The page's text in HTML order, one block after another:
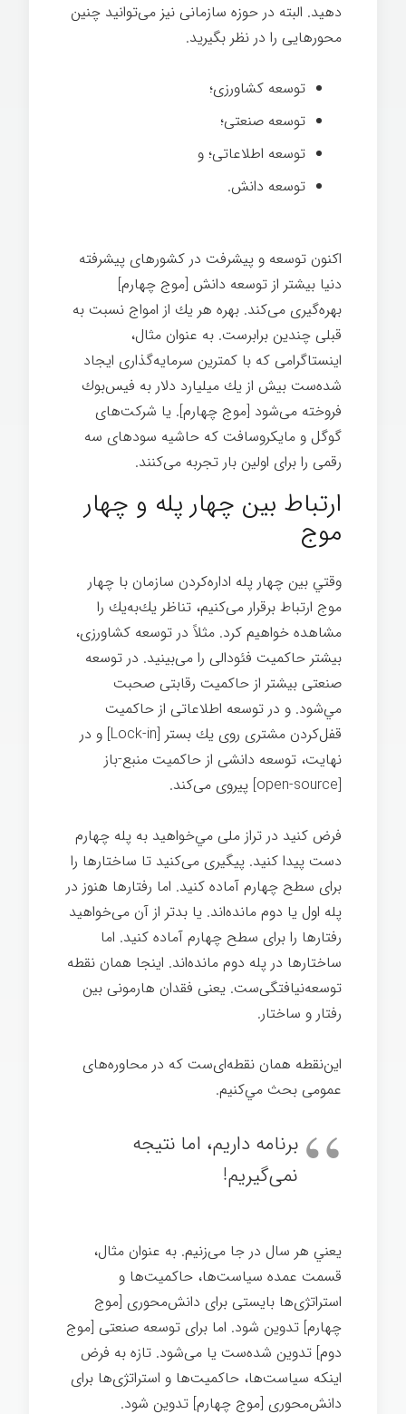
دهيد. البته در حوزه سازمانی نيز می‌توانيد چنين
محورهایی را در نظر بگيريد.
توسعه كشاورزی؛
توسعه‌ صنعتی؛
توسعه‌ اطلاعاتی؛ و
توسعه دانش.
اكنون توسعه و پيشرفت در كشورهای پيشرفته
دنيا بيشتر از توسعه دانش [موج چهارم]
بهره‌گيری می‌كند. بهره هر يك از امواج نسبت به
قبلی چندين برابرست. به عنوان مثال،
اينستاگرامی كه با كمترين سرمايه‌گذاری ايجاد
شده‌ست بيش از يك ميليارد دلار به فيس‌بوك
فروخته می‌شود [موج چهارم]. يا شركت‌های
گوگل و مايكروسافت كه حاشيه‌ سودهای سه
رقمی را برای اولين بار تجربه می‌کنند.
ارتباط بین چهار پله و چهار
موج
وقتي بين چهار پله اداره‌كردن سازمان با چهار
موج ارتباط برقرار می‌كنيم، تناظر يك‌به‌يك را
مشاهده خواهيم كرد. مثلاً در توسعه كشاورزی،
بیشتر حاکمیت فئودالی را می‌بينيد. در توسعه
صنعتی بيشتر از حاکمیت رقابتی صحبت
مي‌شود. و در توسعه اطلاعاتی از حاکمیت
قفل‌كردن مشتری روی يك بستر [Lock-in] و در
نهايت، توسعه دانشی از حاکمیت منبع-باز
[open-source] پيروی می‌كند.
فرض کنید در تراز ملی مي‌خواهيد به پله چهارم
دست پيدا كنيد. پیگیری می‌کنید تا ساختارها را
برای سطح چهارم آماده كنيد. اما رفتارها هنوز در
پله اول يا دوم مانده‌اند. يا بدتر از آن می‌خواهيد
رفتارها را برای سطح چهارم آماده كنيد. اما
ساختارها در پله دوم مانده‌اند. اينجا همان نقطه
توسعه‌نيافتگی‌ست. يعنی فقدان هارمونی بين
رفتار و ساختار.
اين‌نقطه همان نقطه‌ای‌ست كه در محاوره‌های
عمومی بحث مي‌كنيم.
برنامه داريم، اما نتيجه
نمی‌گيريم!
يعني هر سال در جا می‌زنيم. به عنوان مثال،
قسمت عمده سياست‌ها، حاکمیت‌ها و
استراتژی‌ها بايستی برای دانش‌محوری [موج
چهارم] تدوين شود. اما برای توسعه صنعتی [موج
دوم] تدوين شده‌ست یا می‌شود. تازه به فرض
اينكه سياست‌ها، حاکمیت‌ها و استراتژی‌ها برای
دانش‌محوری [موج چهارم] تدوين شود.